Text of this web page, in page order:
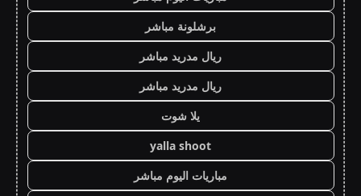
برشلونة مباشر
ريال مدريد مباشر
ريال مدريد مباشر
يلا شوت
yalla shoot
مباريات اليوم مباشر